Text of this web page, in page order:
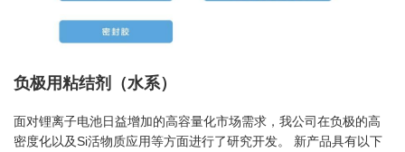
负极用粘结剂（水系）
面对锂离子电池日益增加的高容量化市场需求，我公司在负极的高
密度化以及Si活物质应用等方面进行了研究开发。 新产品具有以下